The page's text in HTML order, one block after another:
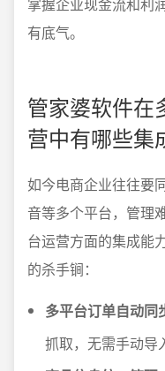
有底气。
管家婆软件在
营中有哪些集
如今电商企业往往要
音等多个平台，管理
台运营方面的集成能
的杀手锏：
多平台订单自动同
抓取，无需手动导